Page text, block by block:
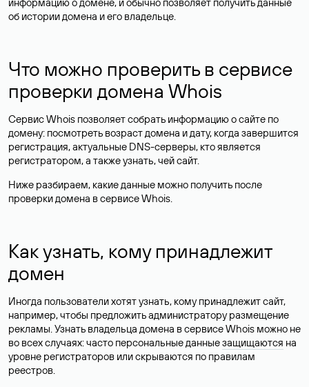
об истории домена и его владельце.
Что можно проверить в сервисе
проверки домена Whois
Сервис Whois позволяет собрать информацию о сайте по
домену: посмотреть возраст домена и дату, когда завершится
регистрация, актуальные DNS-серверы, кто является
регистратором, а также узнать, чей сайт.
Ниже разбираем, какие данные можно получить после
проверки домена в сервисе Whois.
Как узнать, кому принадлежит
домен
Иногда пользователи хотят узнать, кому принадлежит сайт,
например, чтобы предложить администратору размещение
рекламы. Узнать владельца домена в сервисе Whois можно не
во всех случаях: часто персональные данныезащищаются на
уровне регистраторов или скрываются по правилам
реестров.